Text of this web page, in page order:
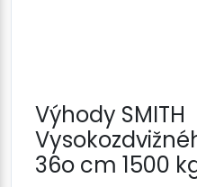
Výhody SMITH
36o cm 1500